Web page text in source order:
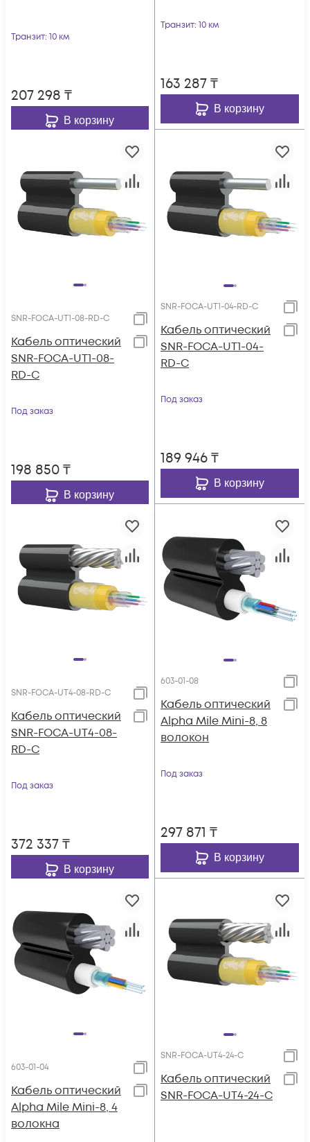
Транзит: 10 км
207 298 ₸
В корзину
Транзит: 10 км
163 287₸
В корзину
SNR-FOCA-UT1-08-RD-C
Кабель оптический
SNR-FOCA-UT1-08-
RD-C
Под заказ
198 850₸
В корзину
SNR-FOCA-UT1-04-RD-C
Кабель оптический
SNR-FOCA-UT1-04-
RD-C
Под заказ
189 946₸
В корзину
SNR-FOCA-UT4-08-RD-C
Кабель оптический
SNR-FOCA-UT4-08-
RD-C
Под заказ
372 337₸
В корзину
603-01-08
Кабель оптический
Alpha Mile Mini-8, 8
волокон
Под заказ
297 871 ₸
В корзину
603-01-04
Кабель оптический
Alpha Mile Mini-8, 4
волокна
SNR-FOCA-UT4-24-C
Кабель оптический
SNR-FOCA-UT4-24-C